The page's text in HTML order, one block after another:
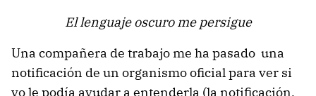
El lenguaje oscuro me persigue
Una compañera de trabajo me ha pasado una
notificación de un organismo oficial para ver si
yo le podía ayudar a entenderla (la notificación,